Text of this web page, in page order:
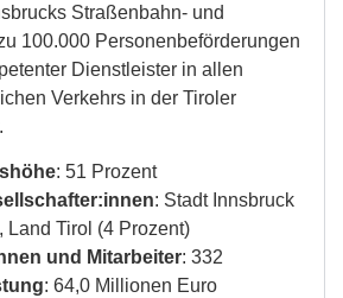
Straßenbahn- und
100.000 Personenbeförderungen
Dienstleister in allen
Verkehrs in der Tiroler
: 51 Prozent
: Stadt Innsbruck
Land Tirol (4 Prozent)
und Mitarbeiter: 332
: 64,0 Millionen Euro